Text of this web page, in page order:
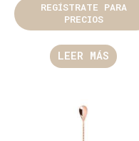
REGÍSTRATE PARA
PRECIOS
LEER MÁS